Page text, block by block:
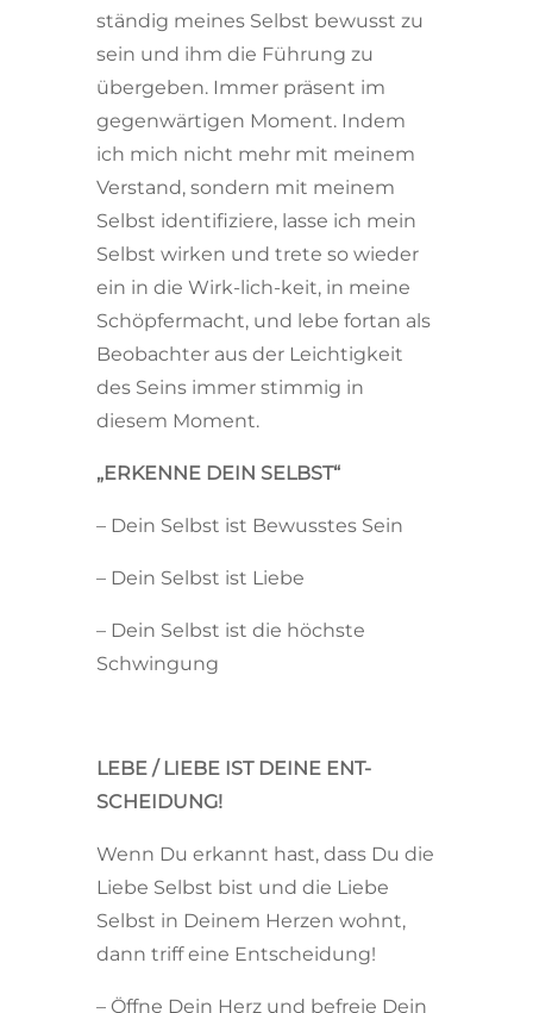
ständig meines Selbst bewusst zu
sein und ihm die Führung zu
übergeben. Immer präsent im
gegenwärtigen Moment. Indem
ich mich nicht mehr mit meinem
Verstand, sondern mit meinem
Selbst identifiziere, lasse ich mein
Selbst wirken und trete so wieder
ein in die Wirk-lich-keit, in meine
Schöpfermacht, und lebe fortan als
Beobachter aus der Leichtigkeit
des Seins immer stimmig in
diesem Moment.
„ERKENNE DEIN SELBST“
– Dein Selbst ist Bewusstes Sein
– Dein Selbst ist Liebe
– Dein Selbst ist die höchste
Schwingung
LEBE / LIEBE IST DEINE ENT-
SCHEIDUNG!
Wenn Du erkannt hast, dass Du die
Liebe Selbst bist und die Liebe
Selbst in Deinem Herzen wohnt,
dann triff eine Entscheidung!
– Öffne Dein Herz und befreie Dein